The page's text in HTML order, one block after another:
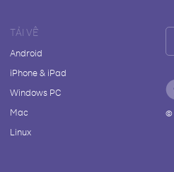
TẢI VỀ
Android
iPhone & iPad
Windows PC
Mac
Linux
©